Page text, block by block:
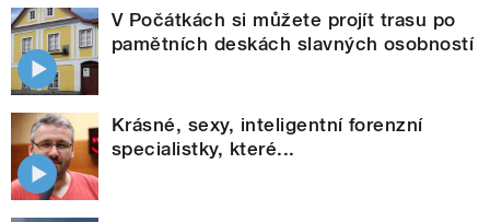
V Počátkách si můžete projít trasu po
pamětních deskách slavných osobností
Krásné, sexy, inteligentní forenzní
specialistky, které...